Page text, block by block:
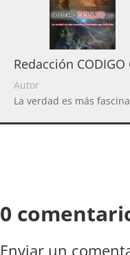
Redacción CODIGO
Autor
La verdad es más
0
Enviar un